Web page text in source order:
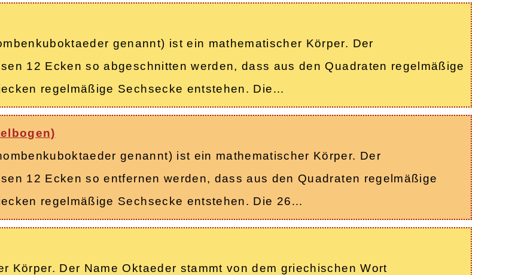
genannt) ist ein mathematischer Körper. Der
12 Ecken so abgeschnitten werden, dass aus den Quadraten regelmäßige
regelmäßige Sechsecke entstehen. Die…
genannt) ist ein mathematischer Körper. Der
12 Ecken so entfernen werden, dass aus den Quadraten regelmäßige
regelmäßige Sechsecke entstehen. Die 26…
Körper. Der Name Oktaeder stammt von dem griechischen Wort